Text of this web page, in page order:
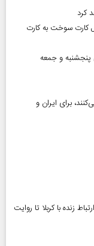
کرد
کارت سوخت به کارت
پنجشنبه و جمعه
برای ایران و
زنده با کربلا تا روایت